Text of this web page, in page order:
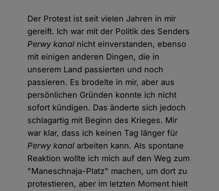
Der Protest ist seit vielen Jahren in mir
gereift. Ich war mit der Politik des Senders
Perwy kanal nicht einverstanden, ebenso
mit einigen anderen Dingen, die in
unserem Land passierten und noch
passieren. Es brodelte in mir, aber aus
persönlichen Gründen konnte ich nicht
sofort kündigen. Das änderte sich jedoch
schlagartig mit Beginn des Krieges. Mir
war klar, dass ich keinen Tag länger für
Perwy kanalarbeiten kann. Als spontane
Reaktion wollte ich mich auf den Weg zum
"Maneschnaja-Platz" machen, um dort zu
protestieren, aber im letzten Moment hielt